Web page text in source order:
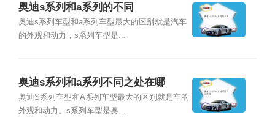
奥迪s系列和a系列的不同
奥迪s系列车型和a系列车型最大的区别就是汽车
的外观和动力，s系列车型是...
奥迪s系列和a系列不同之处在哪
奥迪S系列车型和A系列车型最大的区别就是车的
外观和动力。s系列车型是奥...